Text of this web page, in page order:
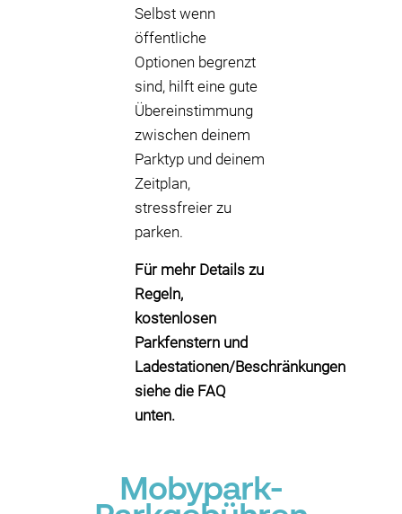
Selbst wenn
öffentliche
Optionen begrenzt
sind, hilft eine gute
Übereinstimmung
zwischen deinem
Parktyp und deinem
Zeitplan,
stressfreier zu
parken.
Für mehr Details zu
Regeln,
kostenlosen
Parkfenstern und
Ladestationen/Beschränkungen
siehe die FAQ
unten.
Mobypark-